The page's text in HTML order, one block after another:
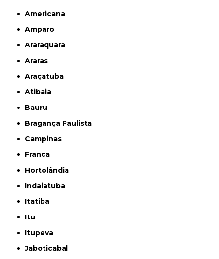
Americana
Amparo
Araraquara
Araras
Araçatuba
Atibaia
Bauru
Bragança Paulista
Campinas
Franca
Hortolândia
Indaiatuba
Itatiba
Itu
Itupeva
Jaboticabal